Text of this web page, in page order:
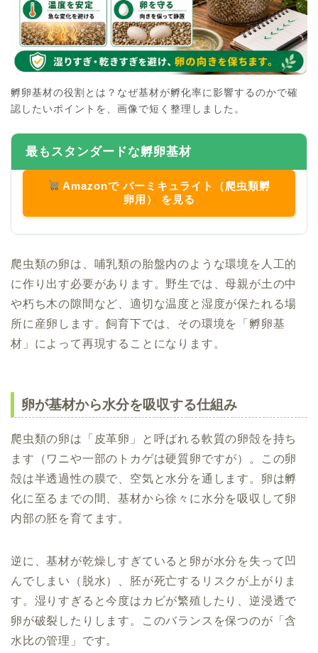
孵卵基材の役割とは？なぜ基材が孵化率に影響するのかで確
認したいポイントを、画像で短く整理しました。
最もスタンダードな孵卵基材
Amazonで バーミキュライト（爬虫類孵
卵用） を見る
爬虫類の卵は、哺乳類の胎盤内のような環境を人工的
に作り出す必要があります。野生では、母親が土の中
や朽ち木の隙間など、適切な温度と湿度が保たれる場
所に産卵します。飼育下では、その環境を「孵卵基
材」によって再現することになります。
卵が基材から水分を吸収する仕組み
爬虫類の卵は「皮革卵」と呼ばれる軟質の卵殻を持ち
ます（ワニや一部のトカゲは硬質卵ですが）。この卵
殻は半透過性の膜で、空気と水分を通します。卵は孵
化に至るまでの間、基材から徐々に水分を吸収して卵
内部の胚を育てます。
逆に、基材が乾燥しすぎていると卵が水分を失って凹
んでしまい（脱水）、胚が死亡するリスクが上がりま
す。湿りすぎると今度はカビが繁殖したり、逆浸透で
卵が破裂したりします。このバランスを保つのが「含
水比の管理」です。